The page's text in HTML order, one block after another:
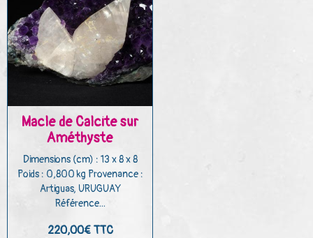
Macle de Calcite sur
Améthyste
Dimensions (cm) : 13 x 8 x 8
Poids : 0,800 kg Provenance :
Artiguas, URUGUAY
Référence...
220,00€ TTC